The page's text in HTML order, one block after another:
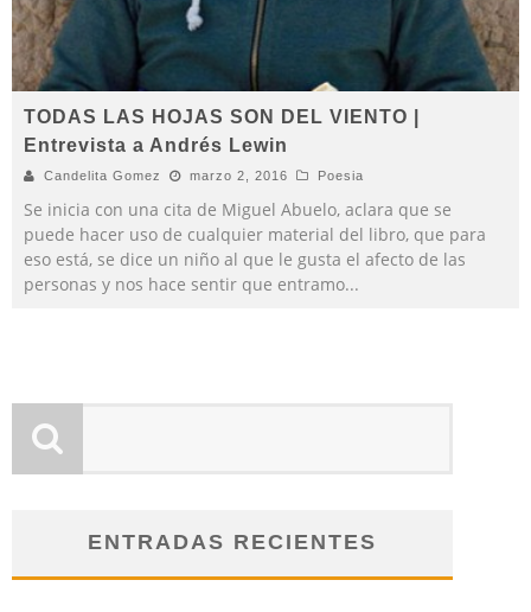
TODAS LAS HOJAS SON DEL VIENTO |
Entrevista a Andrés Lewin
Candelita Gomez marzo 2, 2016 Poesia
Se inicia con una cita de Miguel Abuelo, aclara que se
puede hacer uso de cualquier material del libro, que para
eso está, se dice un niño al que le gusta el afecto de las
personas y nos hace sentir que entramo...
ENTRADAS RECIENTES